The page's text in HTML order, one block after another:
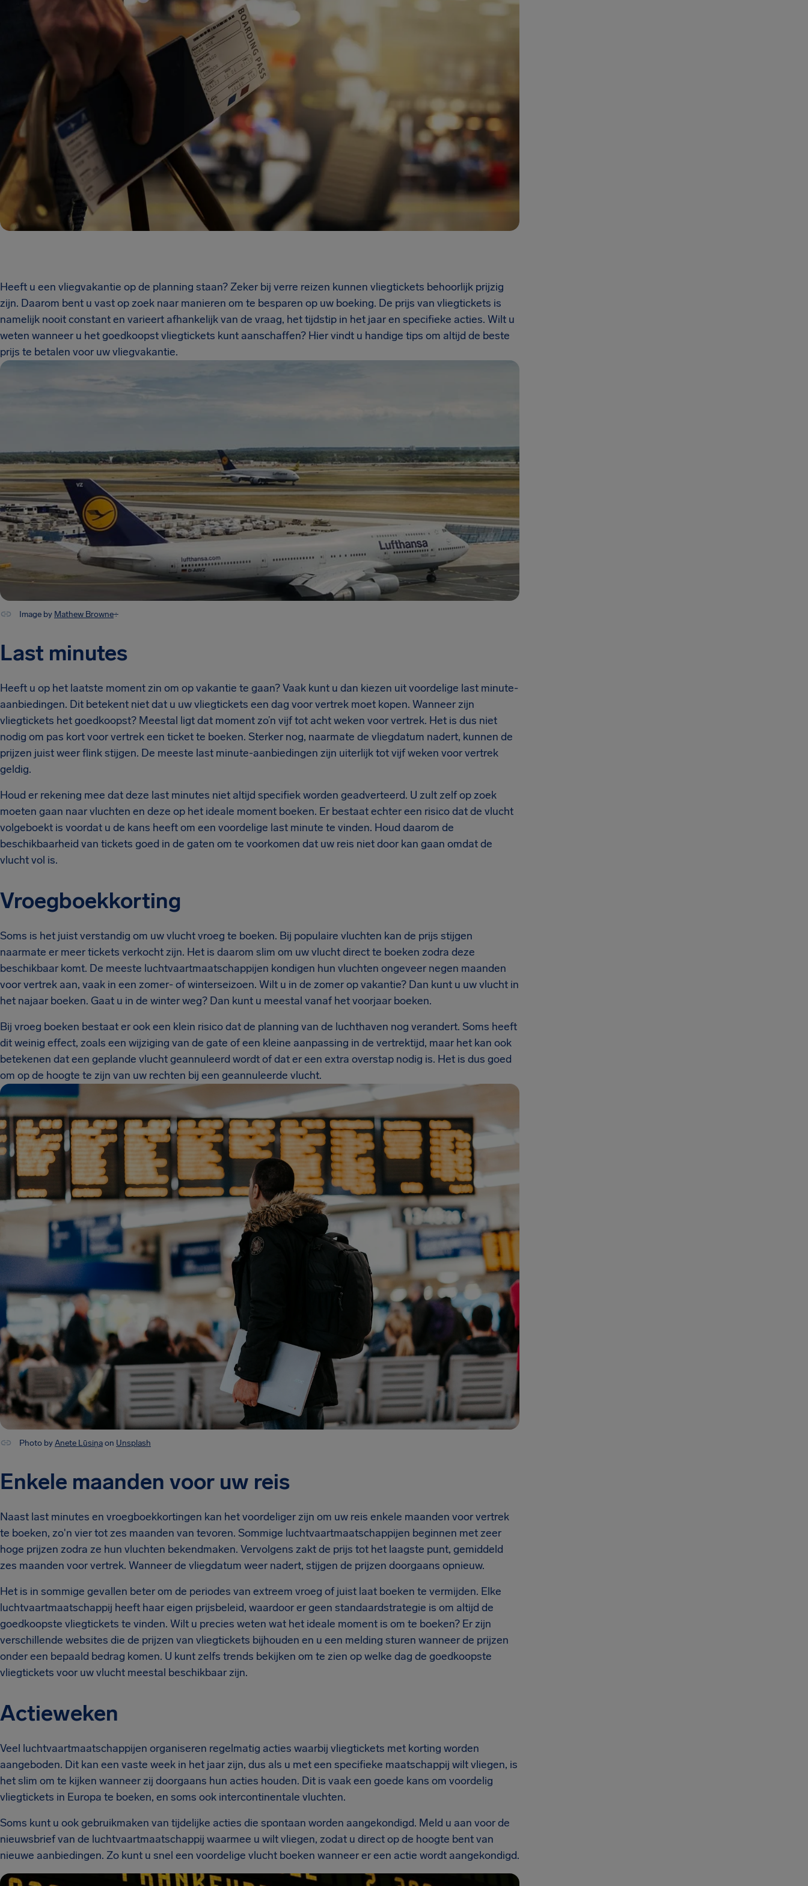
Heeft u een vliegvakantie op de planning staan? Zeker bij verre reizen kunnen vliegtickets behoorlijk prijzig
zijn. Daarom bent u vast op zoek naar manieren om te besparen op uw boeking. De prijs van vliegtickets is
namelijk nooit constant en varieert afhankelijk van de vraag, het tijdstip in het jaar en specifieke acties. Wilt u
weten wanneer u het goedkoopst vliegtickets kunt aanschaffen? Hier vindt u handige tips om altijd de beste
prijs te betalen voor uw vliegvakantie.
Image by Mathew Browne÷
Last minutes
Heeft u op het laatste moment zin om op vakantie te gaan? Vaak kunt u dan kiezen uit voordelige last minute-
aanbiedingen. Dit betekent niet dat u uw vliegtickets een dag voor vertrek moet kopen. Wanneer zijn
vliegtickets het goedkoopst? Meestal ligt dat moment zo’n vijf tot acht weken voor vertrek. Het is dus niet
nodig om pas kort voor vertrek een ticket te boeken. Sterker nog, naarmate de vliegdatum nadert, kunnen de
prijzen juist weer flink stijgen. De meeste last minute-aanbiedingen zijn uiterlijk tot vijf weken voor vertrek
geldig.
Houd er rekening mee dat deze last minutes niet altijd specifiek worden geadverteerd. U zult zelf op zoek
moeten gaan naar vluchten en deze op het ideale moment boeken. Er bestaat echter een risico dat de vlucht
volgeboekt is voordat u de kans heeft om een voordelige last minute te vinden. Houd daarom de
beschikbaarheid van tickets goed in de gaten om te voorkomen dat uw reis niet door kan gaan omdat de
vlucht vol is.
Vroegboekkorting
Soms is het juist verstandig om uw vlucht vroeg te boeken. Bij populaire vluchten kan de prijs stijgen
naarmate er meer tickets verkocht zijn. Het is daarom slim om uw vlucht direct te boeken zodra deze
beschikbaar komt. De meeste luchtvaartmaatschappijen kondigen hun vluchten ongeveer negen maanden
voor vertrek aan, vaak in een zomer- of winterseizoen. Wilt u in de zomer op vakantie? Dan kunt u uw vlucht in
het najaar boeken. Gaat u in de winter weg? Dan kunt u meestal vanaf het voorjaar boeken.
Bij vroeg boeken bestaat er ook een klein risico dat de planning van de luchthaven nog verandert. Soms heeft
dit weinig effect, zoals een wijziging van de gate of een kleine aanpassing in de vertrektijd, maar het kan ook
betekenen dat een geplande vlucht geannuleerd wordt of dat er een extra overstap nodig is. Het is dus goed
om op de hoogte te zijn van uw rechten bij een geannuleerde vlucht.
Photo byAnete Lūsiņaon Unsplash
Enkele maanden voor uw reis
Naast last minutes en vroegboekkortingen kan het voordeliger zijn om uw reis enkele maanden voor vertrek
te boeken, zo'n vier tot zes maanden van tevoren. Sommige luchtvaartmaatschappijen beginnen met zeer
hoge prijzen zodra ze hun vluchten bekendmaken. Vervolgens zakt de prijs tot het laagste punt, gemiddeld
zes maanden voor vertrek. Wanneer de vliegdatum weer nadert, stijgen de prijzen doorgaans opnieuw.
Het is in sommige gevallen beter om de periodes van extreem vroeg of juist laat boeken te vermijden. Elke
luchtvaartmaatschappij heeft haar eigen prijsbeleid, waardoor er geen standaardstrategie is om altijd de
goedkoopste vliegtickets te vinden. Wilt u precies weten wat het ideale moment is om te boeken? Er zijn
verschillende websites die de prijzen van vliegtickets bijhouden en u een melding sturen wanneer de prijzen
onder een bepaald bedrag komen. U kunt zelfs trends bekijken om te zien op welke dag de goedkoopste
vliegtickets voor uw vlucht meestal beschikbaar zijn.
Actieweken
Veel luchtvaartmaatschappijen organiseren regelmatig acties waarbij vliegtickets met korting worden
aangeboden. Dit kan een vaste week in het jaar zijn, dus als u met een specifieke maatschappij wilt vliegen, is
het slim om te kijken wanneer zij doorgaans hun acties houden. Dit is vaak een goede kans om voordelig
vliegtickets in Europa te boeken, en soms ook intercontinentale vluchten.
Soms kunt u ook gebruikmaken van tijdelijke acties die spontaan worden aangekondigd. Meld u aan voor de
nieuwsbrief van de luchtvaartmaatschappij waarmee u wilt vliegen, zodat u direct op de hoogte bent van
nieuwe aanbiedingen. Zo kunt u snel een voordelige vlucht boeken wanneer er een actie wordt aangekondigd.